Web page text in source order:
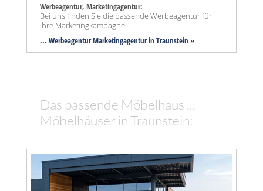
Werbeagentur, Marketingagentur:
Bei uns finden Sie die passende Werbeagentur für
Ihre Marketingkampagne.
... Werbeagentur Marketingagentur in Traunstein »
Das passende Möbelhaus ...
Möbelhäuser in Traunstein: